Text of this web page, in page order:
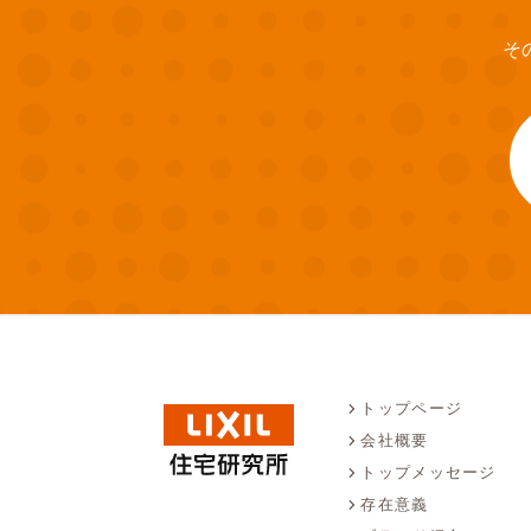
そ
トップページ
会社概要
トップメッセージ
存在意義